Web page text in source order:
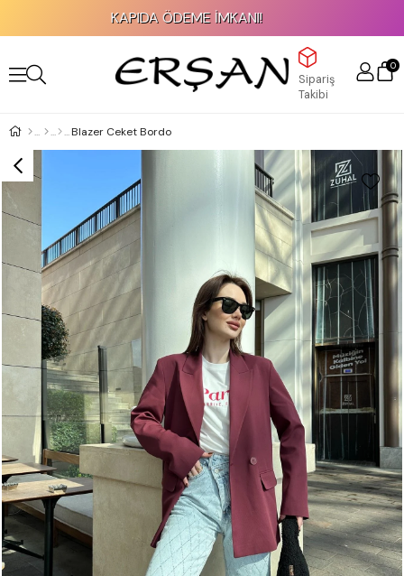
KAPIDA ÖDEME İMKANI!
Sipariş
Takibi
0
Blazer Ceket Bordo